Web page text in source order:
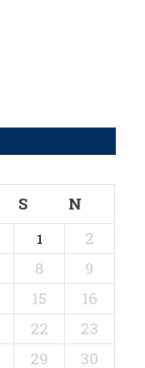
S N
1
2
8
9
15
16
22
23
29
30